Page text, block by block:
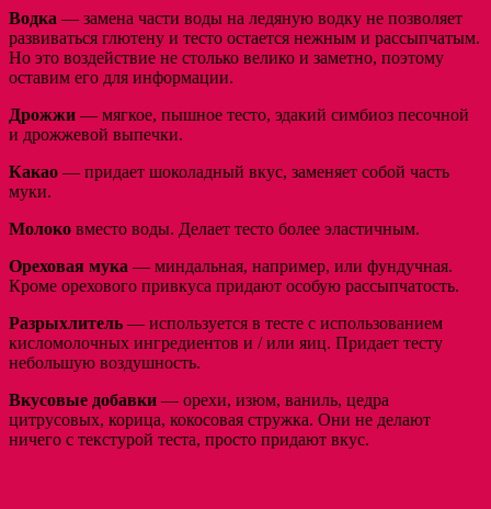
Водка — замена части воды на ледяную водку не позволяет
развиваться глютену и тесто остается нежным и рассыпчатым.
Но это воздействие не столько велико и заметно, поэтому
оставим его для информации.
Дрожжи — мягкое, пышное тесто, эдакий симбиоз песочной
и дрожжевой выпечки.
Какао — придает шоколадный вкус, заменяет собой часть
муки.
Молоко вместо воды. Делает тесто более эластичным.
Ореховая мука — миндальная, например, или фундучная.
Кроме орехового привкуса придают особую рассыпчатость.
Разрыхлитель — используется в тесте с использованием
кисломолочных ингредиентов и / или яиц. Придает тесту
небольшую воздушность.
Вкусовые добавки — орехи, изюм, ваниль, цедра
цитрусовых, корица, кокосовая стружка. Они не делают
ничего с текстурой теста, просто придают вкус.